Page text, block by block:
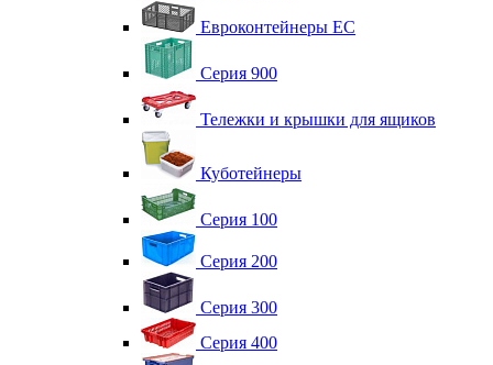
Евроконтейнеры ЕС
Серия 900
Тележки и крышки для ящиков
Куботейнеры
Серия 100
Серия 200
Серия 300
Серия 400